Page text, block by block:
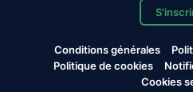
Conditions générales
Politique de cookies
Cookies